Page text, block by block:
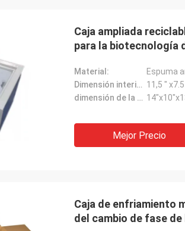
Caja ampliada
para la biotecnología
Material:
Espuma
Dimensión interior de la caja: 11,5 "
dimensión de la caja exterior:
Mejor Precio
Caja de enfriamiento
del cambio de fase